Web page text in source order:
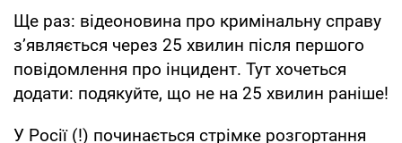
Ще раз: відеоновина про кримінальну справу
з’являється через 25 хвилин після першого
повідомлення про інцидент. Тут хочеться
додати: подякуйте, що не на 25 хвилин раніше!
У Росії (!) починається стрімке розгортання